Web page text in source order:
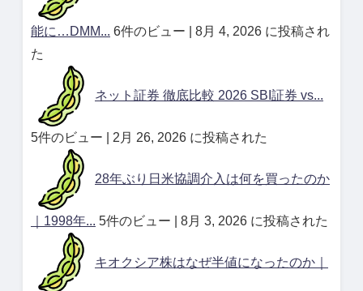
能に…DMM... 6件のビュー
8月 4, 2026 に投稿され
た
ネット証券 徹底比較 2026 SBI証券 vs...
5件のビュー 2月 26, 2026 に投稿された
28年ぶり日米協調介入は何を買ったのか
｜1998年... 5件のビュー 8月 3, 2026 に投稿された
キオクシア株はなぜ半値になったのか｜